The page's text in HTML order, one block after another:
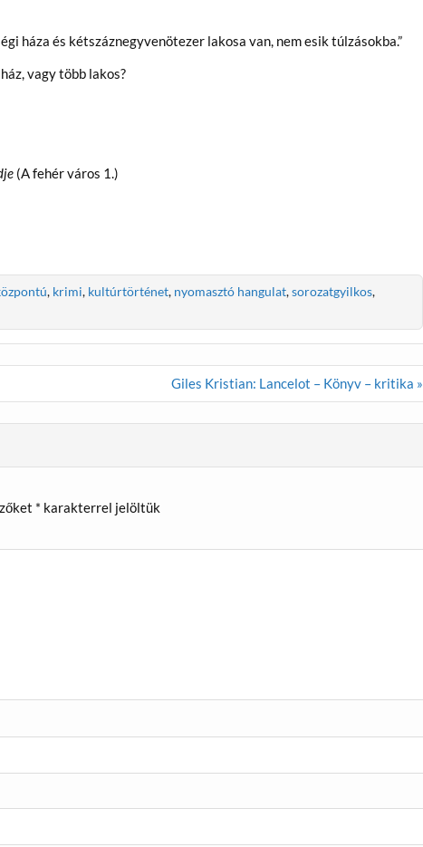
háza és kétszáznegyvenötezer lakosa van, nem esik túlzásokba.”
vagy több lakos?
(A fehér város 1.)
, krimi, kultúrtörténet, nyomasztó hangulat,sorozatgyilkos,
Giles Kristian: Lancelot – Könyv – kritika »
* karakterrel jelöltük